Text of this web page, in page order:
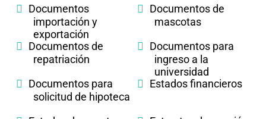
Documentos
importación y
exportación
Documentos de
mascotas
Documentos de
repatriación
Documentos para
ingreso a la
universidad
Documentos para
solicitud de hipoteca
Estados financieros